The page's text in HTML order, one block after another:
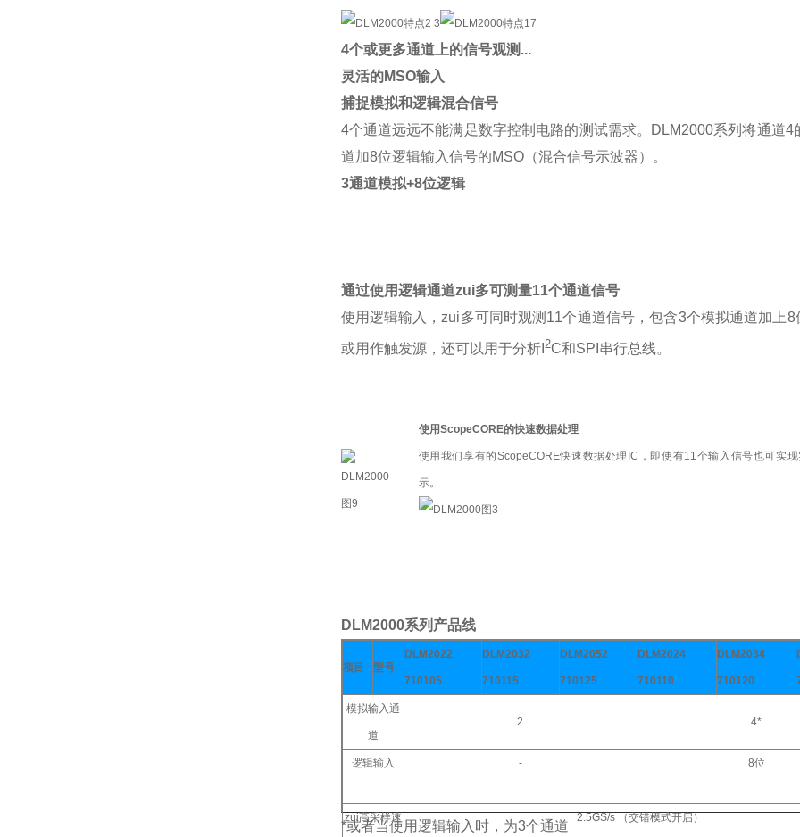
4个或更多通道上的信号观测...
灵活的MSO输入
捕捉模拟和逻辑混合信号
4个通道远远不能满足数字控制电路的测试需求。DLM2000系列将通道
道加8位逻辑输入信号的MSO（混合信号示波器）。
3通道模拟+8位逻辑
通过使用逻辑通道zui多可测量11个通道信号
使用逻辑输入，zui多可同时观测11个通道信号，包含3个模拟通道加上
或用作触发源，还可以用于分析I 2C和SPI串行总线。
使用ScopeCORE的快速数据处理
使用我们享有的ScopeCORE快速数据处理IC，即使有11个输入信号也可实
示。
DLM2000系列产品线
项目 型号
DLM2022
710105
DLM2032
710115
DLM2052
710125
DLM2024
710110
DLM2034
710120
模拟输入通
道
2 4*
逻辑输入 - 8位
zui高采样速 2.5GS/s （交错模式开启）
*或者当使用逻辑输入时，为3个通道